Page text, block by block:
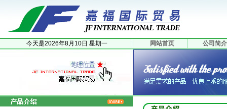
今天是2026年8月 10日 星期一 网站首页 公司简介